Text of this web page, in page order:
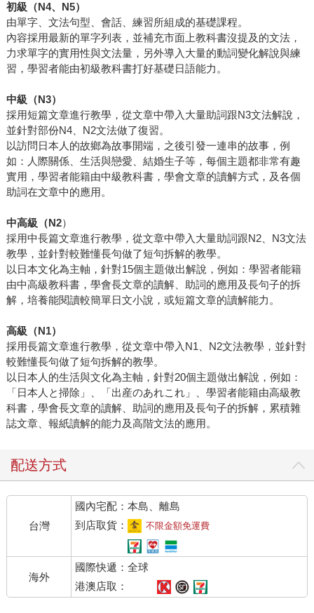
初級（N4、N5）
由單字、文法句型、會話、練習所組成的基礎課程。
內容採用最新的單字列表，並補充市面上教科書沒提及的文法，
力求單字的實用性與文法量，另外導入大量的動詞變化解說與練
習，學習者能由初級教科書打好基礎日語能力。
中級（N3）
採用短篇文章進行教學，從文章中帶入大量助詞跟N3文法解說，
並針對部份N4、N2文法做了復習。
以訪問日本人的故鄉為故事開端，之後引發一連串的故事，例
如：人際關係、生活與戀愛、結婚生子等，每個主題都非常有趣
實用，學習者能籍由中級教科書，學會文章的讀解方式，及各個
助詞在文章中的應用。
中高級（N2）
採用中長篇文章進行教學，從文章中帶入大量助詞跟N2、N3文法
教學，並針對較難懂長句做了短句拆解的教學。
以日本文化為主軸，針對15個主題做出解說，例如：學習者能籍
由中高級教科書，學會長文章的讀解、助詞的應用及長句子的拆
解，培養能閱讀較簡單日文小說，或短篇文章的讀解能力。
高級（N1）
採用長篇文章進行教學，從文章中帶入N1、N2文法教學，並針對
較難懂長句做了短句拆解的教學。
以日本人的生活與文化為主軸，針對20個主題做出解說，例如：
「日本人と掃除」、「出産のあれこれ」、學習者能籍由高級教
科書，學會長文章的讀解、助詞的應用及長句子的拆解，累積雜
誌文章、報紙讀解的能力及高階文法的應用。
配送方式
台灣
國內宅配：本島、離島
到店取貨：
不限金額免運費
海外
國際快遞：全球
港澳店取：